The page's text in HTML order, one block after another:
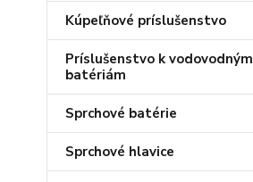
Kúpeľňové príslušenstvo
Príslušenstvo k vodovodným
batériám
Sprchové batérie
Sprchové hlavice